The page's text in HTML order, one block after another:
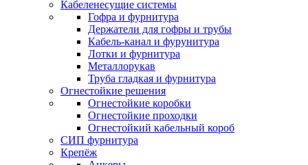
Кабеленесущие системы
Гофра и фурнитура
Держатели для гофры и трубы
Кабель-канал и фурунитура
Лотки и фурнитура
Металлорукав
Труба гладкая и фурнитура
Огнестойкие решения
Огнестойкие коробки
Огнестойкие проходки
Огнестойкий кабельный короб
СИП фурнитура
Крепёж